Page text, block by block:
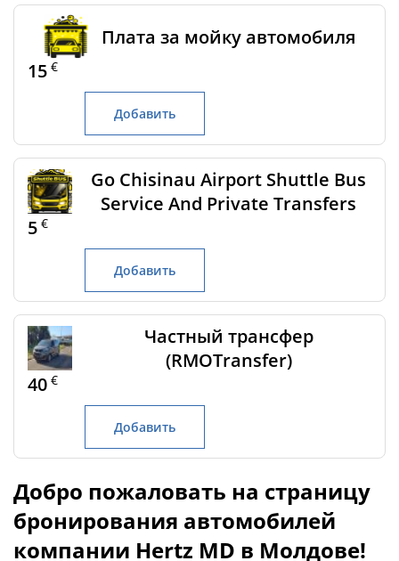
Плата за мойку автомобиля
15 €
Добавить
Go Chisinau Airport Shuttle Bus
Service And Private Transfers
5 €
Добавить
Частный трансфер
(RMOTransfer)
40 €
Добавить
Добро пожаловать на страницу
бронирования автомобилей
компании Hertz MD в Молдове!